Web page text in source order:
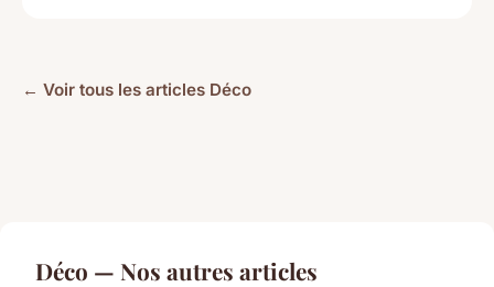
← Voir tous les articles Déco
Déco — Nos autres articles